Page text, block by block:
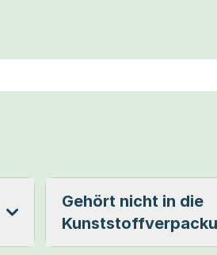
Gehört nicht in die